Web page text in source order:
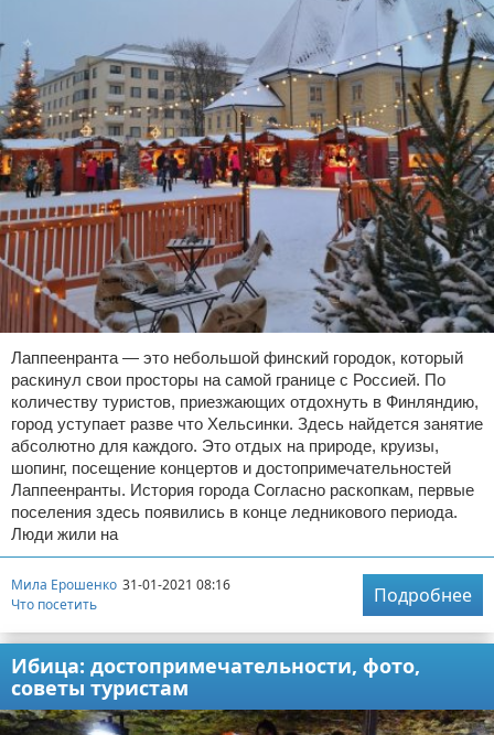
Лаппеенранта — это небольшой финский городок, который
раскинул свои просторы на самой границе с Россией. По
количеству туристов, приезжающих отдохнуть в Финляндию,
город уступает разве что Хельсинки. Здесь найдется занятие
абсолютно для каждого. Это отдых на природе, круизы,
шопинг, посещение концертов и достопримечательностей
Лаппеенранты. История города Согласно раскопкам, первые
поселения здесь появились в конце ледникового периода.
Люди жили на
Мила Ерошенко 31-01-2021 08:16
Что посетить
Подробнее
Ибица: достопримечательности, фото,
советы туристам